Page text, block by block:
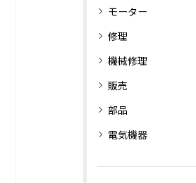
モーター
修理
機械修理
販売
部品
電気機器